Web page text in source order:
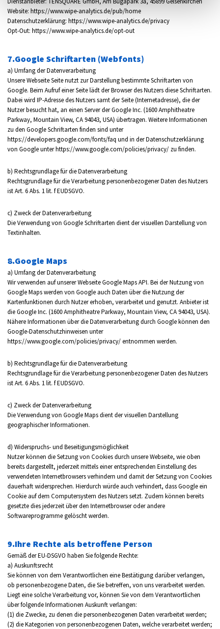
Website: https://www.wipe-analytics.de/pub/home
Datenschutzerklärung: https://www.wipe-analytics.de/privacy
Opt-Out: https://www.wipe-analytics.de/opt-out
7.Google Schriftarten (Webfonts)
a) Umfang der Datenverarbeitung
Unsere Webseite Seite nutzt zur Darstellung bestimmte Schriftarten von
Google. Beim Aufruf einer Seite lädt der Browser des Nutzers diese Schriftarten.
Dabei wird IP-Adresse des Nutzers samt der Seite (Internetadresse), die der
Nutzer besucht hat, an einen Server der Google Inc. (1600 Amphitheatre
Parkway, Mountain View, CA 94043, USA) übertragen. Weitere Informationen
zu den Google Schriftarten finden sind unter
https://developers.google.com/fonts/faq und in der Datenschutzerklärung
von Google unter https://www.google.com/policies/privacy/ zu finden.
b) Rechtsgrundlage für die Datenverarbeitung
Rechtsgrundlage für die Verarbeitung personenbezogener Daten des Nutzers
ist Art. 6 Abs. 1 lit. f EUDSGVO.
c) Zweck der Datenverarbeitung
Die Verwendung von Google Schriftarten dient der visuellen Darstellung von
Textinhalten.
8.Google Maps
a) Umfang der Datenverarbeitung
Wir verwenden auf unserer Webseite Google Maps API. Bei der Nutzung von
Google Maps werden von Google auch Daten über die Nutzung der
Kartenfunktionen durch Nutzer erhoben, verarbeitet und genutzt. Anbieter ist
die Google Inc. (1600 Amphitheatre Parkway, Mountain View, CA 94043, USA).
Nähere Informationen über die Datenverarbeitung durch Google können den
Google-Datenschutzhinweisen unter
https://www.google.com/policies/privacy/ entnommen werden.
b) Rechtsgrundlage für die Datenverarbeitung
Rechtsgrundlage für die Verarbeitung personenbezogener Daten des Nutzers
ist Art. 6 Abs. 1 lit. f EUDSGVO.
c) Zweck der Datenverarbeitung
Die Verwendung von Google Maps dient der visuellen Darstellung
geographischer Informationen.
d) Widerspruchs- und Beseitigungsmöglichkeit
Nutzer können die Setzung von Cookies durch unsere Webseite, wie oben
bereits dargestellt, jederzeit mittels einer entsprechenden Einstellung des
verwendeten Internetbrowsers verhindern und damit der Setzung von Cookies
dauerhaft widersprechen. Hierdurch würde auch verhindert, dass Google ein
Cookie auf dem Computersystem des Nutzers setzt. Zudem können bereits
gesetzte dies jederzeit über den Internetbrowser oder andere
Softwareprogramme gelöscht werden.
9.Ihre Rechte als betroffene Person
Gemäß der EU-DSGVO haben Sie folgende Rechte:
a) Auskunftsrecht
Sie können von dem Verantwortlichen eine Bestätigung darüber verlangen,
ob personenbezogene Daten, die Sie betreffen, von uns verarbeitet werden.
Liegt eine solche Verarbeitung vor, können Sie von dem Verantwortlichen
über folgende Informationen Auskunft verlangen:
(1) die Zwecke, zu denen die personenbezogenen Daten verarbeitet werden;
(2) die Kategorien von personenbezogenen Daten, welche verarbeitet werden;